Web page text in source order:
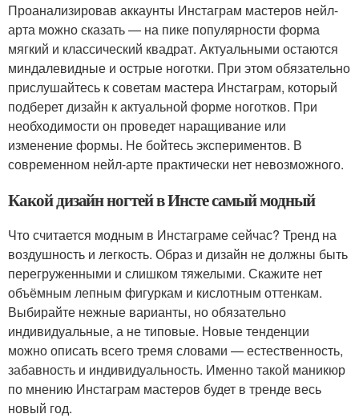
Проанализировав аккаунты Инстаграм мастеров нейл-
арта можно сказать — на пике популярности форма
мягкий и классический квадрат. Актуальными остаются
миндалевидные и острые ноготки. При этом обязательно
прислушайтесь к советам мастера Инстаграм, который
подберет дизайн к актуальной форме ноготков. При
необходимости он проведет наращивание или
изменение формы. Не бойтесь экспериментов. В
современном нейл-арте практически нет невозможного.
Какой дизайн ногтей в Инсте самый модный
Что считается модным в Инстаграме сейчас? Тренд на
воздушность и легкость. Образ и дизайн не должны быть
перегруженными и слишком тяжелыми. Скажите нет
объёмным лепным фигуркам и кислотным оттенкам.
Выбирайте нежные варианты, но обязательно
индивидуальные, а не типовые. Новые тенденции
можно описать всего тремя словами — естественность,
забавность и индивидуальность. Именно такой маникюр
по мнению Инстаграм мастеров будет в тренде весь
новый год.